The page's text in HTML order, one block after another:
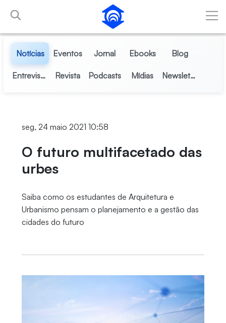
Pular para o Conteúdo principal
Notícias Eventos Jornal Ebooks Blog
Entrevistas Revista Podcasts Mídias Newsletter
seg, 24 maio 2021 10:58
O futuro multifacetado das
urbes
Saiba como os estudantes de Arquitetura e
Urbanismo pensam o planejamento e a gestão das
cidades do futuro